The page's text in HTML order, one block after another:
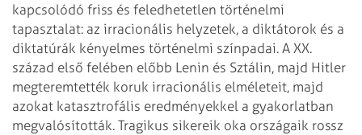
kapcsolódó friss és feledhetetlen történelmi
tapasztalat: az irracionális helyzetek, a diktátorok és a
diktatúrák kényelmes történelmi színpadai. A XX.
század első felében előbb Lenin és Sztálin, majd Hitler
megteremtették koruk irracionális elméleteit, majd
azokat katasztrofális eredményekkel a gyakorlatban
megvalósították. Tragikus sikereik oka országaik rossz